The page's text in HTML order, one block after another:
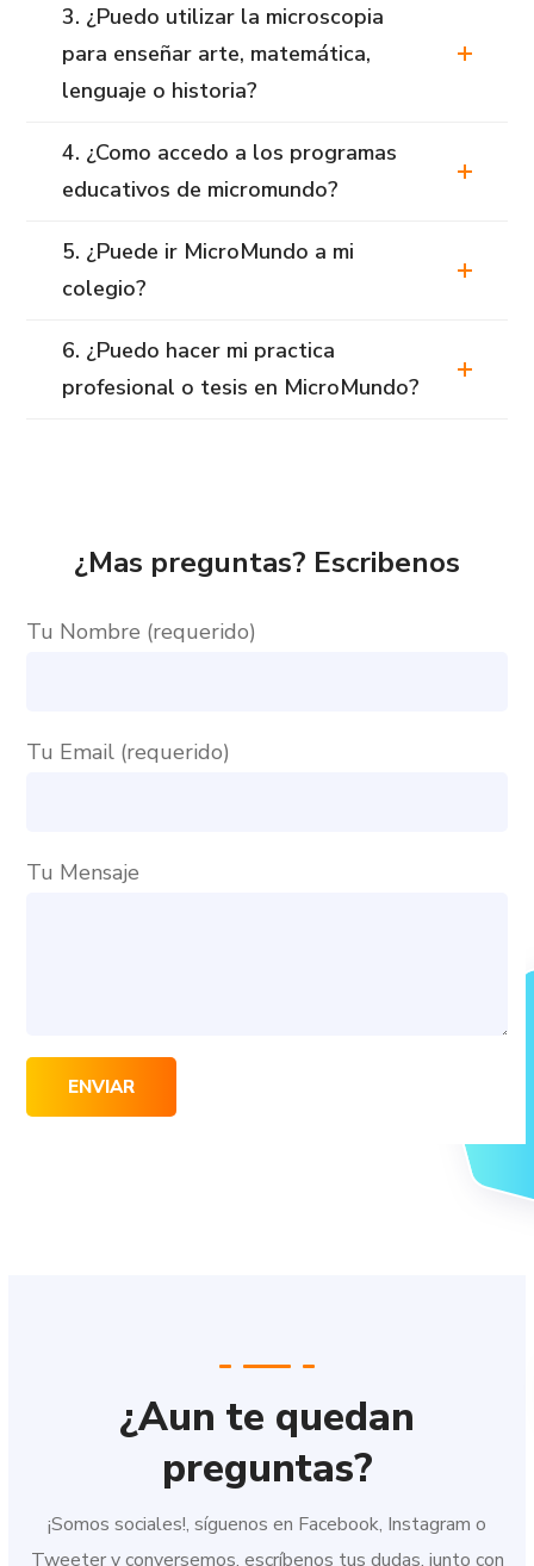
3. ¿Puedo utilizar la microscopia
para enseñar arte, matemática,
lenguaje o historia?
4. ¿Como accedo a los programas
educativos de micromundo?
5. ¿Puede ir MicroMundo a mi
colegio?
6. ¿Puedo hacer mi practica
profesional o tesis en MicroMundo?
¿Mas preguntas? Escribenos
Tu Nombre (requerido)
Tu Email (requerido)
Tu Mensaje
¿Aun te quedan
preguntas?
¡Somos sociales!, síguenos en Facebook, Instagram o
Tweeter y conversemos, escríbenos tus dudas, junto con